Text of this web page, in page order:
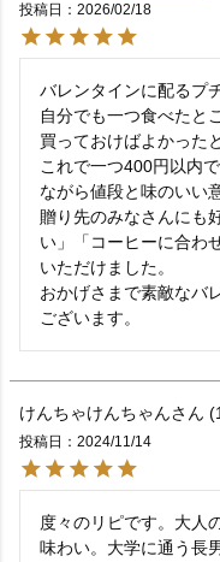
投稿日
2026/02/18
バレンタインに配るプ
自分でも一つ食べたと
買っておけばよかった
これで一つ400円以内
ながら値段と味のいい
贈り先のみなさんにも
い」「コーヒーに合わ
いただけました。
おかげさまで素敵なバ
ございます。
けんちゃけんちゃん
投稿日
2024/11/14
度々のリピです。大人
味わい。大学に通う長